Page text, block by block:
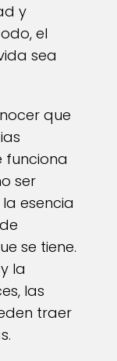
y
el
sea
que
funciona
ser
esencia
se tiene.
la
las
traer